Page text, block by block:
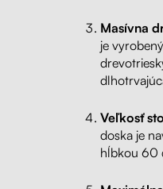
Masívna
je
Veľkosť
doska je
hĺbkou 60